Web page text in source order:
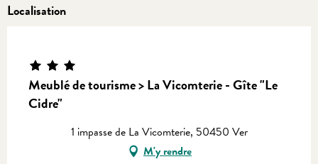
Localisation
Meublé de tourisme > La Vicomterie - Gîte "Le
Cidre"
Equinoxe
1 impasse de La Vicomterie, 50450 Ver
M'y rendre